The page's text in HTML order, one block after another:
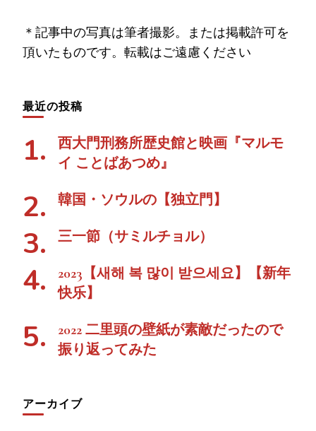
＊記事中の写真は筆者撮影。または掲載許可を
頂いたものです。転載はご遠慮ください
最近の投稿
西大門刑務所歴史館と映画『マルモ
イ ことばあつめ』
韓国・ソウルの【独立門】
三一節（サミルチョル）
2023【새해 복 많이 받으세요】【新年
快乐】
2022 二里頭の壁紙が素敵だったので
振り返ってみた
アーカイブ